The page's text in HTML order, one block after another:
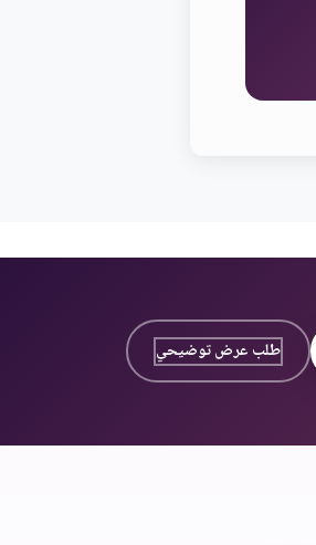
طلب عرض توضيحي